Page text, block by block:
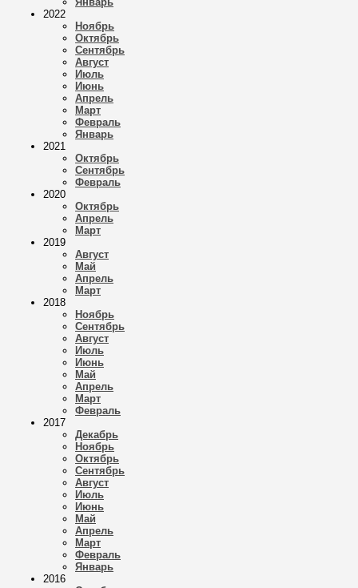
2022
Ноябрь
Октябрь
Сентябрь
Август
Июль
Июнь
Апрель
Март
Февраль
Январь
2021
Октябрь
Сентябрь
Февраль
2020
Октябрь
Апрель
Март
2019
Август
Май
Апрель
Март
2018
Ноябрь
Сентябрь
Август
Июль
Июнь
Май
Апрель
Март
Февраль
2017
Декабрь
Ноябрь
Октябрь
Сентябрь
Август
Июль
Июнь
Май
Апрель
Март
Февраль
Январь
2016